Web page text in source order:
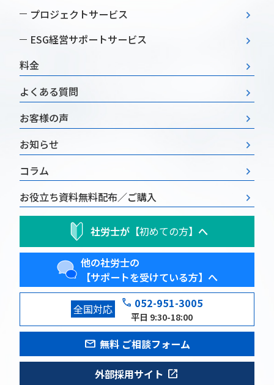
プロジェクトサービス
ESG経営サポートサービス
料金
よくある質問
お客様の声
お知らせ
コラム
お役立ち資料無料配布／ご購入
社労士が【初めての方】 へ
他の社労士の
【サポートを受けている方】へ
全国対応 phone 052-951-3005
平日 9:30-18:00
mail 無料 ご相談フォーム
外部採用サイト open_in_new